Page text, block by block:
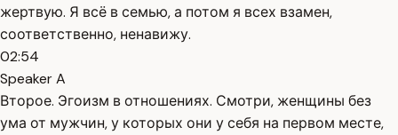
жертвую. Я всё в семью, а потом я всех взамен,
соответственно, ненавижу.
02:54
Speaker A
Второе. Эгоизм в отношениях. Смотри, женщины без
ума от мужчин, у которых они у себя на первом месте,